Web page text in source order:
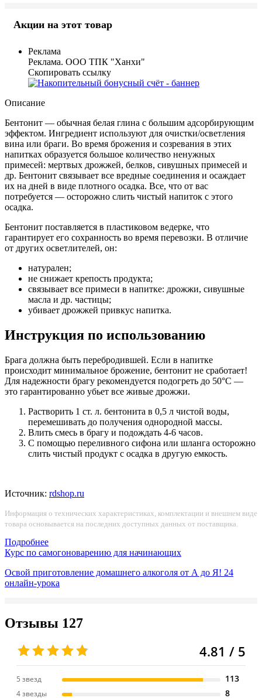
Акции на этот товар
Реклама
Реклама. ООО ТПК "Ханхи"
Скопировать ссылку
Описание
Бентонит — обычная белая глина с большим адсорбирующим
эффектом. Ингредиент используют для очистки/осветления
вина или браги. Во время брожения и созревания в этих
напитках образуется большое количество ненужных
примесей: мертвых дрожжей, белков, сивушных примесей и
др. Бентонит связывает все вредные соединения и осаждает
их на дней в виде плотного осадка. Все, что от вас
потребуется — осторожно слить чистый напиток с этого
осадка.
Бентонит поставляется в пластиковом ведерке, что
гарантирует его сохранность во время перевозки. В отличие
от других осветлителей, он:
натурален;
не снижает крепость продукта;
связывает все примеси в напитке: дрожжи, сивушные
масла и др. частицы;
убивает дрожжей привкус напитка.
Инструкция по использованию
Брага должна быть перебродившей. Если в напитке
происходит минимальное брожение, бентонит не сработает!
Для надежности брагу рекомендуется подогреть до 50°С —
это гарантированно убьет все живые дрожжи.
Растворить 1 ст. л. бентонита в 0,5 л чистой воды,
перемешивать до получения однородной массы.
Влить смесь в брагу и подождать 4-6 часов.
С помощью переливного сифона или шланга осторожно
слить чистый продукт с осадка в другую емкость.
Источник: rdshop.ru
Информация о технических характеристиках, комплектации и внешнем виде
товара основывается на последних доступных данных от поставщика.
Подробнее
Курс по самогоноварению для начинающих
Освой приготовление домашнего алкоголя от А до Я! 24
онлайн-урока
Отзывы 127
4.81 / 5
5 звезд 113
4 звезды 8